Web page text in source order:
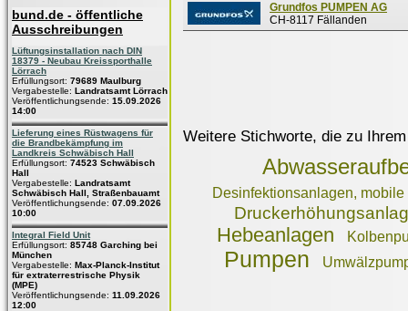
bund.de - öffentliche
Ausschreibungen
Lüftungsinstallation nach DIN
18379 - Neubau Kreissporthalle
Lörrach
Erfüllungsort: 79689 Maulburg
Vergabestelle: Landratsamt Lörrach
Veröffentlichungsende: 15.09.2026
14:00
Lieferung eines Rüstwagens für
die Brandbekämpfung im
Landkreis Schwäbisch Hall
Erfüllungsort: 74523 Schwäbisch
Hall
Vergabestelle: Landratsamt
Schwäbisch Hall, Straßenbauamt
Veröffentlichungsende: 07.09.2026
10:00
Integral Field Unit
Erfüllungsort: 85748 Garching bei
München
Vergabestelle: Max-Planck-Institut
für extraterrestrische Physik
(MPE)
Veröffentlichungsende: 11.09.2026
12:00
Grundfos PUMPEN AG
CH-8117 Fällanden
Weitere Stichworte, die zu
Desinfektionsanlagen, mobile
Hebeanlagen
Pumpen